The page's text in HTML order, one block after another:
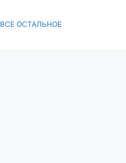
ВСЕ ОСТАЛЬНОЕ